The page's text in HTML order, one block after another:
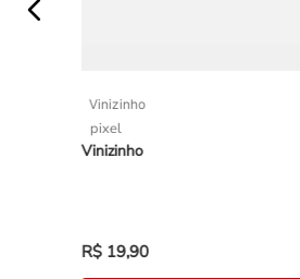
Vinizinho
pixel
Vinizinho
R$ 19,90